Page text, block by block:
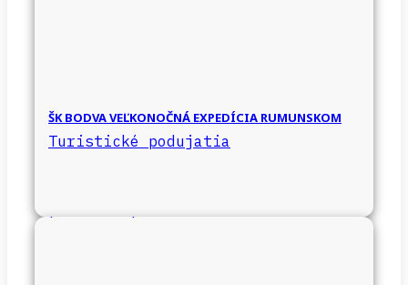
ŠK BODVA VEĽKONOČNÁ EXPEDÍCIA RUMUNSKOM
Turistické podujatia